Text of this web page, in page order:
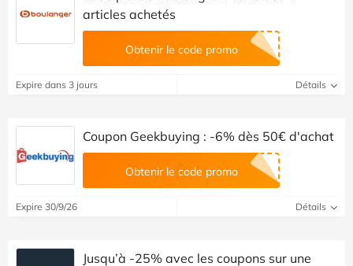
articles achetés
Obtenir le code promo
Expire dans 3 jours Détails
Coupon Geekbuying : -6% dès 50€ d'achat
Obtenir le code promo
Expire 30/9/26 Détails
Jusqu’à -25% avec les coupons sur une